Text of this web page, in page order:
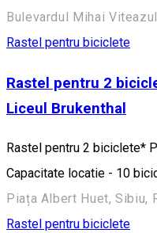
Bulevardul Mihai
Rastel pentru biciclete
Rastel pentru 2
Liceul Brukenthal
Rastel pentru 2 biciclete*
Capacitate locatie - 10
Piața Albert Huet, Sibiu,
Rastel pentru biciclete